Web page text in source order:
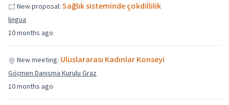
10 months ago
New proposal: Sağlık sisteminde çokdillilik
lingua
10 months ago
New meeting: Uluslararası Kadınlar Konseyi
Göçmen Danışma Kurulu Graz